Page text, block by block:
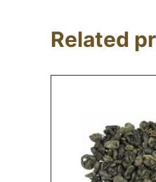
Related